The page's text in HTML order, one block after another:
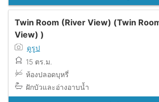
Twin Room (River View) (Twin
View) )
ดูรูป
15 ตร.ม.
ห้องปลอดบุหรี่
ฝักบัวและอ่างอาบน้ำ